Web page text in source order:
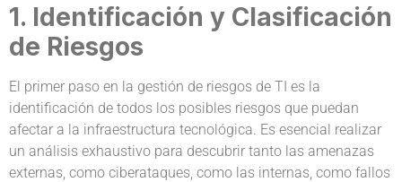
1. Identificación y Clasificación
de Riesgos
El primer paso en la gestión de riesgos de TI es la
identificación de todos los posibles riesgos que puedan
afectar a la infraestructura tecnológica. Es esencial realizar
un análisis exhaustivo para descubrir tanto las amenazas
externas, como ciberataques, como las internas, como fallos